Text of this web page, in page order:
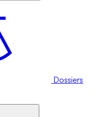
Dossiers